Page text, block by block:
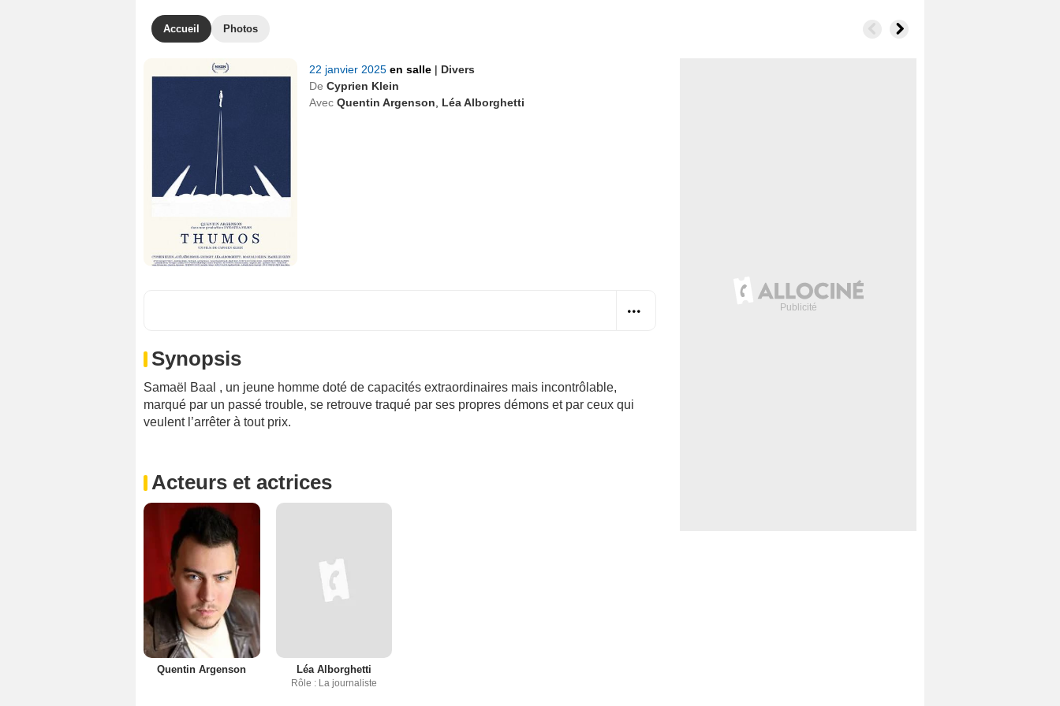
Accueil Photos
22 janvier 2025 en salle | Divers
De Cyprien Klein
Avec Quentin Argenson Léa Alborghetti
Synopsis
Samaël Baal , un jeune homme doté de capacités extraordinaires mais incontrôlable,
marqué par un passé trouble, se retrouve traqué par ses propres démons et par ceux qui
veulent l’arrêter à tout prix.
Acteurs et actrices
Quentin Argenson Léa Alborghetti
Rôle : La journaliste